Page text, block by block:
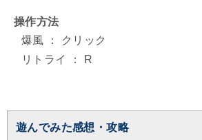
操作方法
爆風 ： クリック
リトライ ： R
遊んでみた感想・攻略